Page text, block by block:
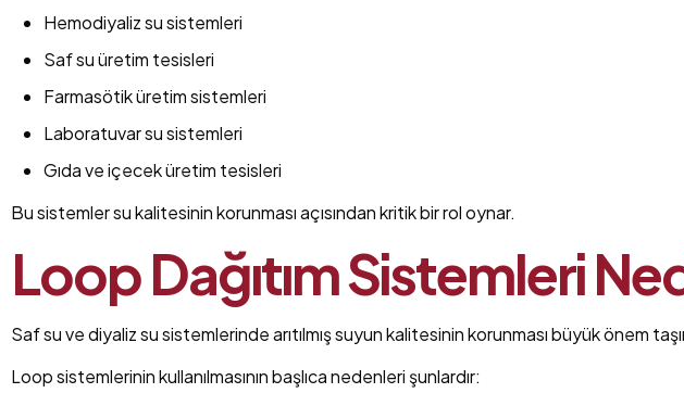
Hemodiyaliz su sistemleri
Saf su üretim tesisleri
Farmasötik üretim sistemleri
Laboratuvar su sistemleri
Gıda ve içecek üretim tesisleri
Bu sistemler su kalitesinin korunması açısından kritik bir rol oynar.
Loop Dağıtım Sistemleri
Saf su ve diyaliz su sistemlerinde arıtılmış suyun kalitesinin korunması büyük önem
Loop sistemlerinin kullanılmasının başlıca nedenleri şunlardır: